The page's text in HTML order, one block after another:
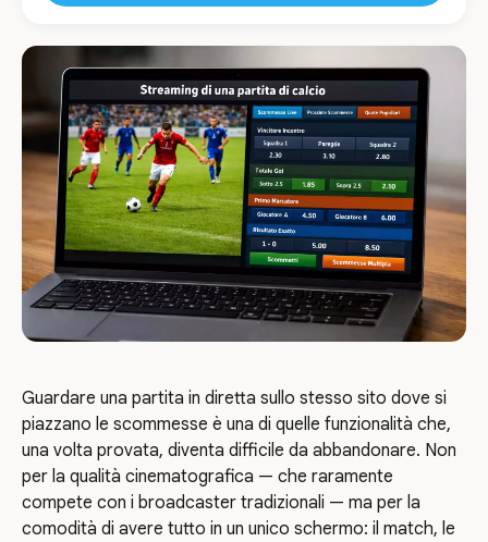
Guardare una partita in diretta sullo stesso sito dove si
piazzano le scommesse è una di quelle funzionalità che,
una volta provata, diventa difficile da abbandonare. Non
per la qualità cinematografica — che raramente
compete con i broadcaster tradizionali — ma per la
comodità di avere tutto in un unico schermo: il match, le